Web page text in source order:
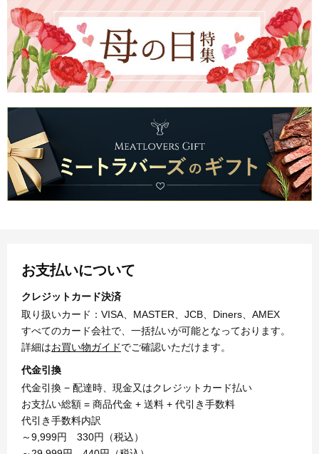
お支払いについて
クレジットカード決済
取り扱いカード：VISA、MASTER、JCB、Diners、AMEX
すべてのカード会社で、一括払いが可能となっております。
詳細はお買い物ガイドでご確認いただけます。
代金引換
代金引換 − 配達時、現金又はクレジットカード払い
お支払い総額 = 商品代金 + 送料 + 代引き手数料
代引き手数料内訳
～9,999円 330円（税込）